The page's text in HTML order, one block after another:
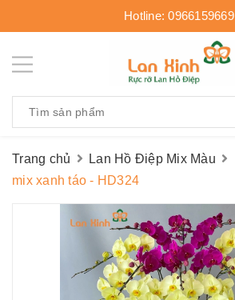
Hotline:0966159669
Trang chủ Lan Hồ Điệp Mix Màu
mix xanh táo - HD324